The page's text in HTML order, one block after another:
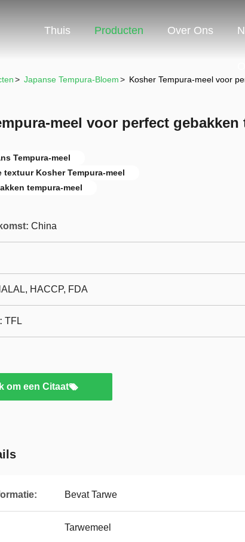
Thuis Producten Over Ons
> Japanse Tempura-Bloem> Kosher Tempura-meel voor
meel voor perfect gebakken
Tempura-meel
textuur Kosher Tempura-meel
tempura-meel
China
HACCP, FDA
TFL
om een Citaat
Bevat Tarwe
Tarwemeel